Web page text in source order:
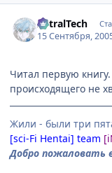
AstralTech
15 Сентября,
Читал первую
происходящего не
Жили - были три
[sci-Fi Hentai] team
Добро пожаловать